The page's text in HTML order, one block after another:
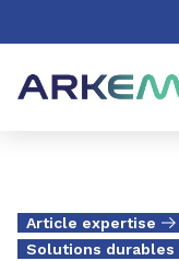
Aller à la recherche
Article expertise
Solutions durables